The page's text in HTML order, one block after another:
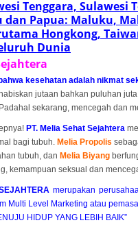
Tenggara, Sulawesi
Papua: Maluku,
Hongkong,
Dunia
kesehatan adalah nikmat
jutaan bahkan puluhan
sekarang, mencegah dan
PT. Melia Sehat Sejahtera
bagi tubuh. Melia Propolis
tubuh, dan Melia Biyang
kemampuan seksual dan
merupakan
Multi Level Marketing atau
HIDUP YANG LEBIH BAIK”